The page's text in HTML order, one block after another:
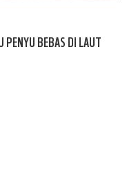
PENYU BEBAS DI LAUT